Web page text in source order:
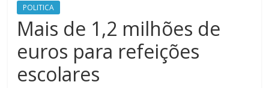
POLITICA
Mais de 1,2 milhões de
euros para refeições
escolares